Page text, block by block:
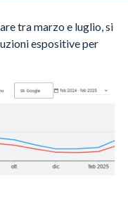
tra marzo e luglio, si
espositive per